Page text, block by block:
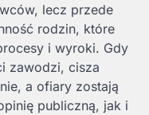
lecz przede
rodzin, które
i wyroki. Gdy
zawodzi, cisza
a ofiary zostają
publiczną, jak i